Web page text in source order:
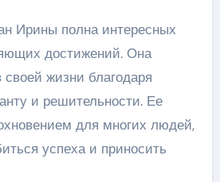
Ирины полна интересных
достижений. Она
своей жизни благодаря
и решительности. Ее
для многих людей,
успеха и приносить